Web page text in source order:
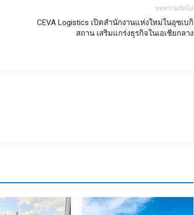
บทความถัดไป
CEVA Logistics เปิดสำนักงานแห่งใหม่ในอุซเบกิ
สถาน เสริมแกร่งธุรกิจในเอเชียกลาง